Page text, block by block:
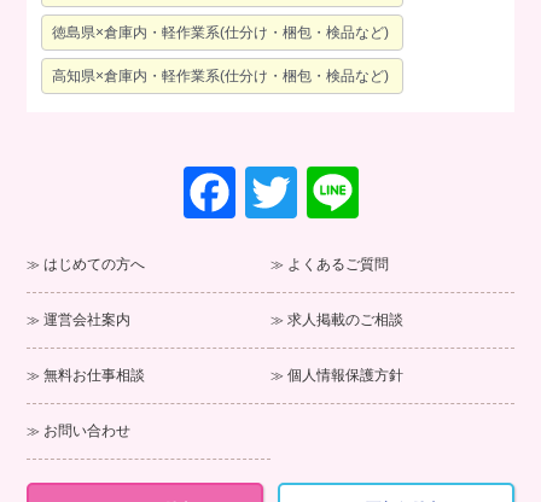
徳島県×倉庫内・軽作業系(仕分け・梱包・検品など)
高知県×倉庫内・軽作業系(仕分け・梱包・検品など)
F
a
e
b
o
k
T
wi
tt
er
e
はじめての方へ よくあるご質問
運営会社案内 求人掲載のご相談
無料お仕事相談 個人情報保護方針
お問い合わせ